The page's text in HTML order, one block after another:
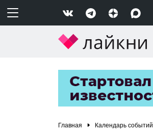
Главная Календарь событий